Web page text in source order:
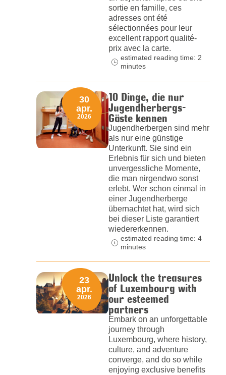
sortie en famille, ces
adresses ont été
sélectionnées pour leur
excellent rapport qualité-
prix avec la carte.
estimated reading time: 2
minutes
10 Dinge, die nur
Jugendherbergs-
Gäste kennen
Jugendherbergen sind mehr
als nur eine günstige
Unterkunft. Sie sind ein
Erlebnis für sich und bieten
unvergessliche Momente,
die man nirgendwo sonst
erlebt. Wer schon einmal in
einer Jugendherberge
übernachtet hat, wird sich
bei dieser Liste garantiert
wiedererkennen.
30
apr.
2026
estimated reading time: 4
minutes
Unlock the treasures
of Luxembourg with
our esteemed
partners
Embark on an unforgettable
journey through
Luxembourg, where history,
culture, and adventure
converge, and do so while
enjoying exclusive benefits
23
apr.
2026